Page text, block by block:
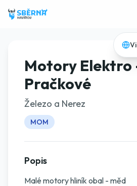
Motory Elektro
Pračkové
Železo a Nerez
MOM
Popis
Malé motory hliník obal - měd